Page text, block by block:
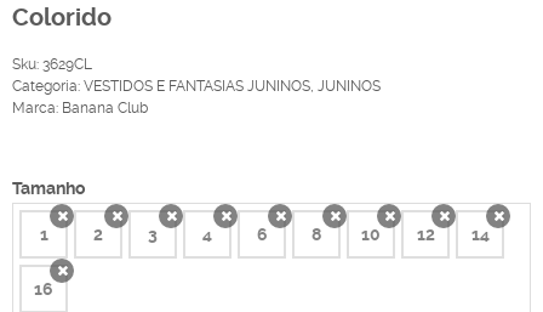
Colorido
Sku: 3629CL
Categoria: VESTIDOS E FANTASIAS JUNINOS, JUNINOS
Marca: Banana Club
Tamanho
1 2 3 4 6 8 10x 12x 14x
16x